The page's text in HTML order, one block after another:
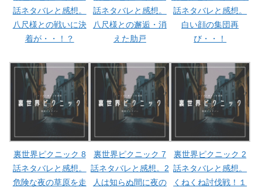
話ネタバレと感想。
八尺様との戦いに決
着が・・！？
話ネタバレと感想。
八尺様との邂逅・消
えた肋戸
話ネタバレと感想。
白い顔の集団再
び・・！
裏世界ピクニック 8
話ネタバレと感想。
危険な夜の草原を走
裏世界ピクニック 7
話ネタバレと感想。2
人は知らぬ間に夜の
裏世界ピクニック 2
話ネタバレと感想。
くねくね討伐戦！１